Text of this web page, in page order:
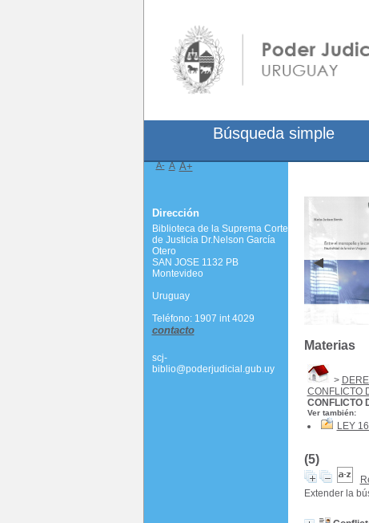
Materias
>
CONFLICTO
CONFLICTO
Ver también:
LEY
(5)
Extender la
Búsqueda simple
A- A A+
Dirección
Biblioteca de la Suprema Corte
de Justicia Dr.Nelson García
Otero
SAN JOSE 1132 PB
Montevideo
Uruguay
Teléfono: 1907 int 4029
contacto
scj-
biblio@poderjudicial.gub.uy